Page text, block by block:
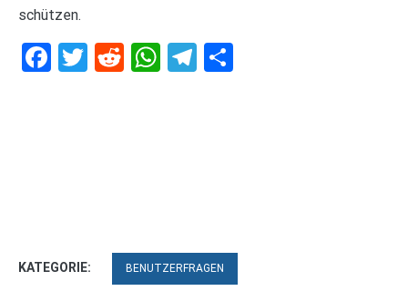
schützen.
Facebook
Twitter
RedditWhatsApp
Telegram
KATEGORIE: BENUTZERFRAGEN